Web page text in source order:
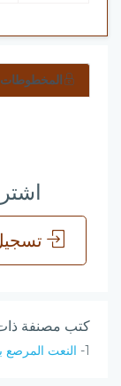
المخطوطات
كتب مصنفة
1- النعت